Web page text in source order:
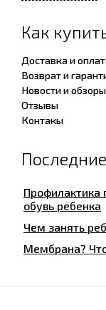
Как
Доставка и
Возврат и
Новости и обзоры
Отзывы
Контакы
Профилактика
обувь ребенка
Чем занять
Мембрана?